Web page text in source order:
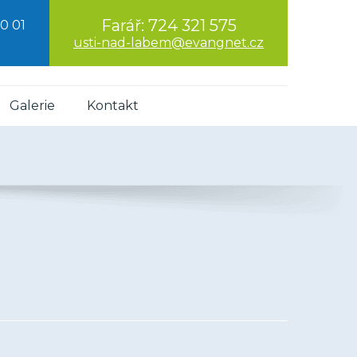
01 Farář: 724 321 575
usti-nad-labem@evangnet.cz
Galerie Kontakt